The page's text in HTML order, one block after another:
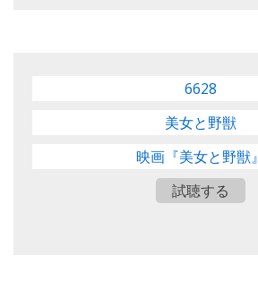
6628
美女と野獣
映画『美女と野獣』
試聴する